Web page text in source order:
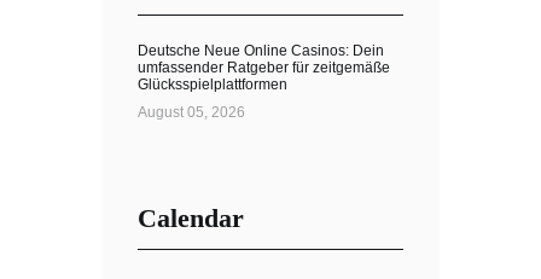
Deutsche Neue Online Casinos: Dein
umfassender Ratgeber für zeitgemäße
Glücksspielplattformen
August 05, 2026
Calendar